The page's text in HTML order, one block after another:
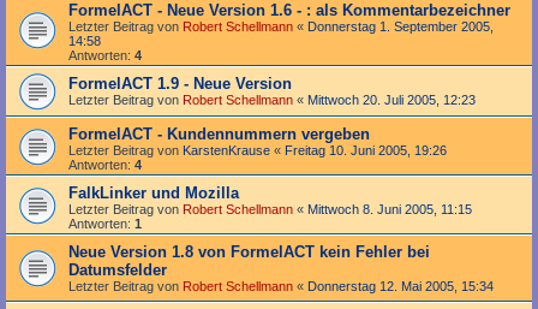
FormelACT - Neue Version 1.6 - : als Kommentarbezeichner
Letzter Beitrag von Robert Schellmann « Donnerstag 1. September 2005,
14:58
Antworten: 4
FormelACT 1.9 - Neue Version
Letzter Beitrag von Robert Schellmann « Mittwoch 20. Juli 2005, 12:23
FormelACT - Kundennummern vergeben
Letzter Beitrag von KarstenKrause « Freitag 10. Juni 2005, 19:26
Antworten: 4
FalkLinker und Mozilla
Letzter Beitrag von Robert Schellmann « Mittwoch 8. Juni 2005, 11:15
Antworten: 1
Neue Version 1.8 von FormelACT kein Fehler bei
Datumsfelder
Letzter Beitrag von Robert Schellmann « Donnerstag 12. Mai 2005, 15:34